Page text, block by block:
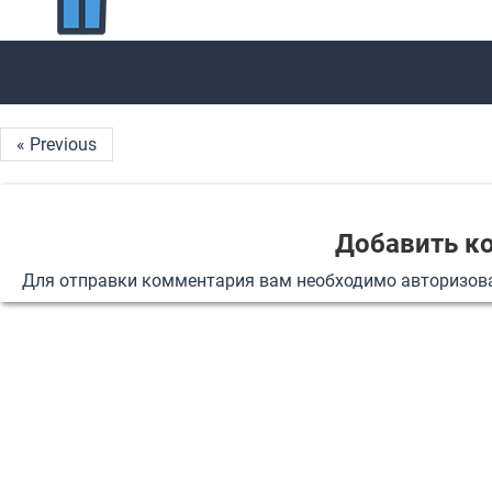
« Previous
Добавить
Для отправки комментария вам необходимо